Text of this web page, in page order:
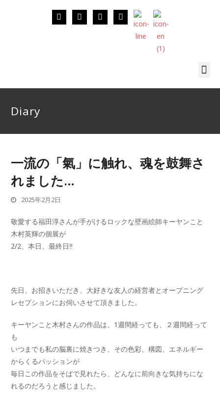
Diary
一流の「氣」に触れ、魂を鼓舞さ
れました…
2025年2月2日
敬愛する福田淳さんが手がけるロックな壁画絵師キーヤンこと
木村英輝の個展が
2/2、本日、最終日‼️
先日、お招きいただき、大好きな友人の経営者とオープニング
レセプションにお伺いさせて頂きました。
キーヤンこと木村さんの作品は、1週間経っても、２週間経って
も
いつまでも私の脳裏に焼きつき、その色彩、構図、エネルギー
からくるパッションが
毎日この作品をそばで見れたら、どんなに前向きな気持ちにな
れるのだろうと感じました。